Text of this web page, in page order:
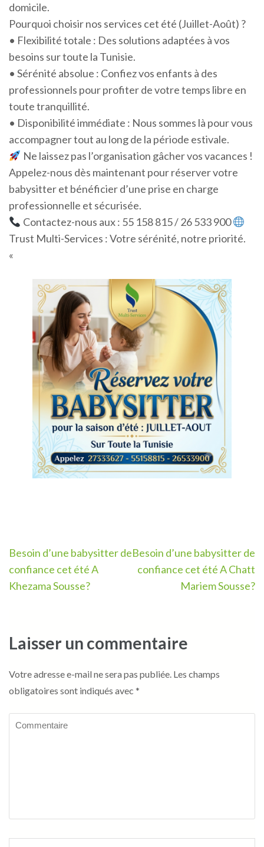
domicile.
Pourquoi choisir nos services cet été (Juillet-Août) ?
• Flexibilité totale : Des solutions adaptées à vos
besoins sur toute la Tunisie.
• Sérénité absolue : Confiez vos enfants à des
professionnels pour profiter de votre temps libre en
toute tranquillité.
• Disponibilité immédiate : Nous sommes là pour vous
accompagner tout au long de la période estivale.
Ne laissez pas l’organisation gâcher vos vacances !
Appelez-nous dès maintenant pour réserver votre
babysitter et bénéficier d’une prise en charge
professionnelle et sécurisée.
Contactez-nous aux : 55 158 815 / 26 533 900
Trust Multi-Services : Votre sérénité, notre priorité.
«
Navigation
de
l’article
Besoin d’une babysitter de
confiance cet été A
Khezama Sousse?
Besoin d’une babysitter de
confiance cet été A Chatt
Mariem Sousse?
Laisser un commentaire
Votre adresse e-mail ne sera pas publiée. Les champs
obligatoires sont indiqués avec *
Commentaire